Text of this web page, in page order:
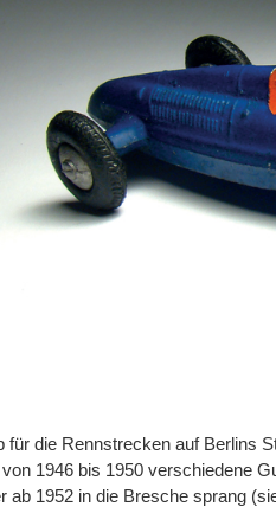
für die Rennstrecken auf Berlins
1946 bis 1950 verschiedene
ab 1952 in die Bresche sprang